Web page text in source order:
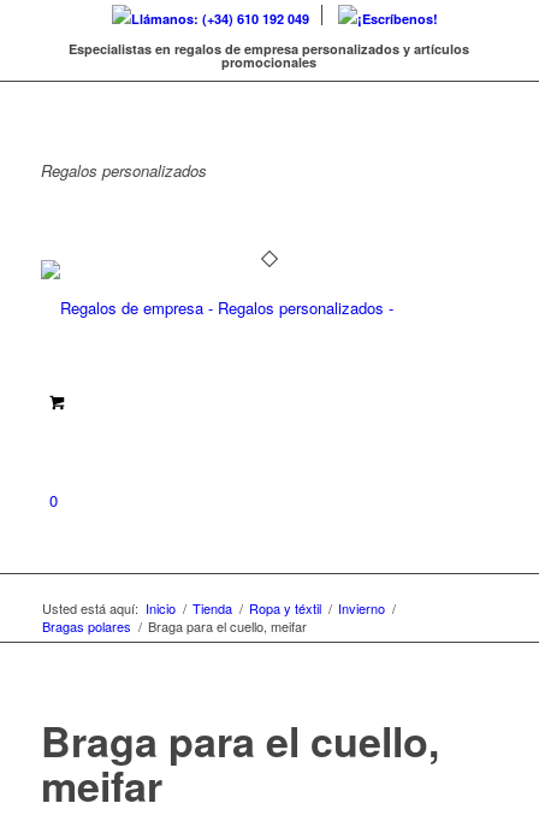
Llámanos: (+34) 610 192 049
¡Escríbenos!
Especialistas en regalos de empresa personalizados y artículos
promocionales
Regalos personalizados
0
Usted está aquí: Inicio / Tienda / Ropa y téxtil / Invierno /
Bragas polares / Braga para el cuello, meifar
Braga para el cuello,
meifar